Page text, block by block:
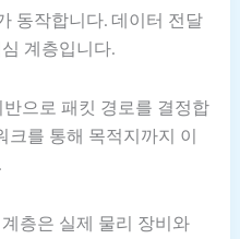
동작합니다. 데이터 전달
계층입니다.
으로 패킷 경로를 결정합
크를 통해 목적지까지 이
층은 실제 물리 장비와